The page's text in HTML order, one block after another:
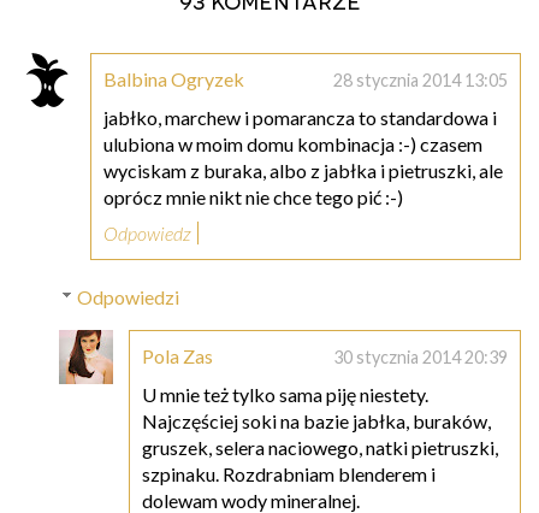
Balbina Ogryzek 28 stycznia 2014 13:05
jabłko, marchew i pomarancza to standardowa i
ulubiona w moim domu kombinacja :-) czasem
wyciskam z buraka, albo z jabłka i pietruszki, ale
oprócz mnie nikt nie chce tego pić :-)
Odpowiedz
Odpowiedzi
Pola Zas 30 stycznia 2014 20:39
U mnie też tylko sama piję niestety.
Najczęściej soki na bazie jabłka, buraków,
gruszek, selera naciowego, natki pietruszki,
szpinaku. Rozdrabniam blenderem i
dolewam wody mineralnej.